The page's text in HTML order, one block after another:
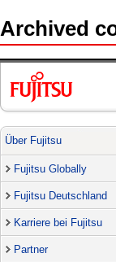
Archived
Über Fujitsu
Fujitsu Globally
Fujitsu Deutschland
Karriere bei Fujitsu
Partner